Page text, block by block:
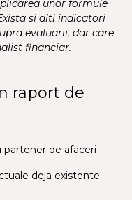
unor formule
si alti indicatori
evaluarii, dar care
financiar.
raport de
de afaceri
deja existente